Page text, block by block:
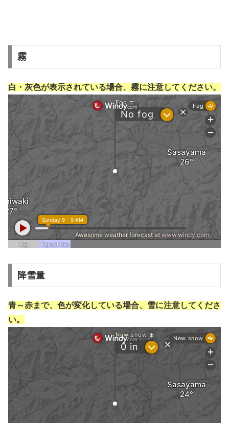
霧
白・灰色が表示されている場合、霧に注意してください。
降雪量
青～赤まで、色が変化している場合、雪に注意してくださ
い。